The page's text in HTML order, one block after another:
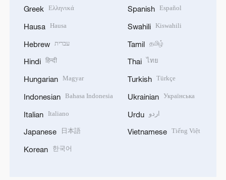
Greek Ελληνικά
Hausa Hausa
Hebrew עברית
Hindi हिन्दी
Hungarian Magyar
Indonesian Bahasa Indonesia
Italian Italiano
Japanese 日本語
Korean 한국어
Spanish Español
Swahili Kiswahili
Tamil தமிழ்
Thai ไทย
Turkish Türkçe
Ukrainian Українська
Urdu اردو
Vietnamese Tiếng Việt